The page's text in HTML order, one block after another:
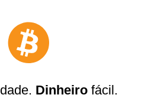
Dinheiro fácil.